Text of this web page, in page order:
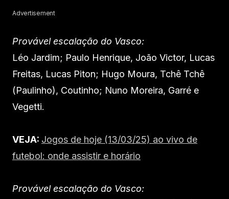
Advertisement
Provável escalação do Vasco:
Léo Jardim; Paulo Henrique, João Victor, Lucas
Freitas, Lucas Piton; Hugo Moura, Tchê Tchê
(Paulinho), Coutinho; Nuno Moreira, Garré e
Vegetti.
VEJA: Jogos de hoje (13/03/25) ao vivo de
futebol: onde assistir e horário
Provável escalação do Vasco: